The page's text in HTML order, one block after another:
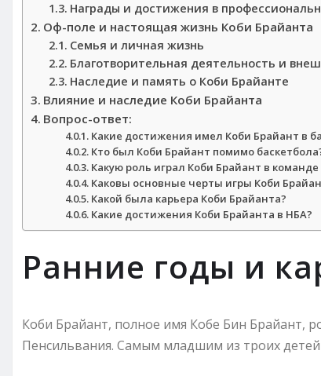
Награды и достижения в
Оф-поле и настоящая жизнь Коби Брайанта
Семья и личная жизнь
Благотворительная деятельность и
Наследие и память о Коби Брайанте
Влияние и наследие Коби Брайанта
Вопрос-ответ:
Какие достижения имел Коби Брайант в
Кто был Коби Брайант помимо
Какую роль играл Коби Брайант в
Каковы основные черты игры Коби
Какой была карьера Коби Брайанта?
Какие достижения Коби Брайанта в НБА?
Ранние годы и
Коби Брайант, полное имя Кобе Бин Брайант,
Пенсильвания. Самым младшим из троих детей